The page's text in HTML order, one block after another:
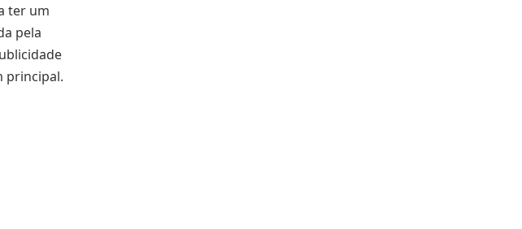
ter um
pela
principal.